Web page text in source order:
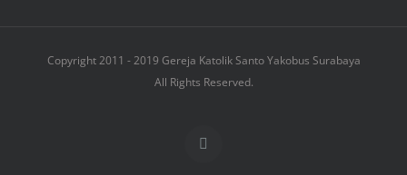
Copyright 2011 - 2019 Gereja Katolik Santo Yakobus Surabaya
All Rights Reserved.
Facebook